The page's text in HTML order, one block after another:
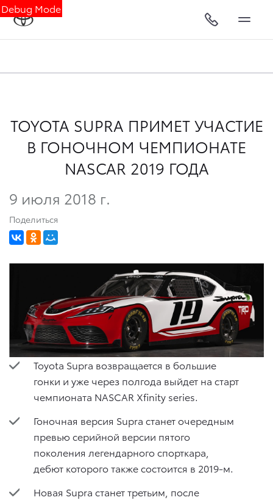
Debug Mode
TOYOTA SUPRA ПРИМЕТ УЧАСТИЕ
В ГОНОЧНОМ ЧЕМПИОНАТЕ
NASCAR 2019 ГОДА
9 июля 2018 г.
Поделиться
Toyota Supra возвращается в большие
гонки и уже через полгода выйдет на старт
чемпионата NASCAR Xfinity series.
Гоночная версия Supra станет очередным
превью серийной версии пятого
поколения легендарного спорткара,
дебют которого также состоится в 2019-м.
Новая Supra станет третьим, после